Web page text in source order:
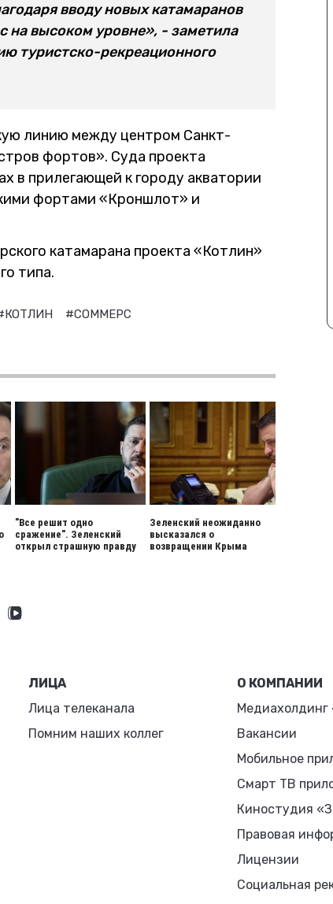
вводу новых катамаранов
на высоком уровне», - заметила
туристско-рекреационного
линию между центром Санкт-
фортов». Суда проекта
в прилегающей к городу акватории
фортами «Кроншлот» и
катамарана проекта «Котлин»
типа.
#СОММЕРС
"Все решит одно
сражение". Зеленский
открыл страшную правду
Зеленский неожиданно
высказался о
возвращении Крыма
ЛИЦА
Лица телеканала
Помним наших коллег
О КОМПАНИИ
Медиахолдинг
Вакансии
Мобильное
Смарт ТВ
Киностудия
Правовая
Лицензии
Социальная